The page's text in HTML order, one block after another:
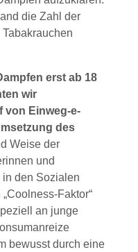
die Zahl der
erst ab 18
wir
von Einweg-e-
des
Weise der
und
in den Sozialen
Faktor“
an junge
bewusst durch eine